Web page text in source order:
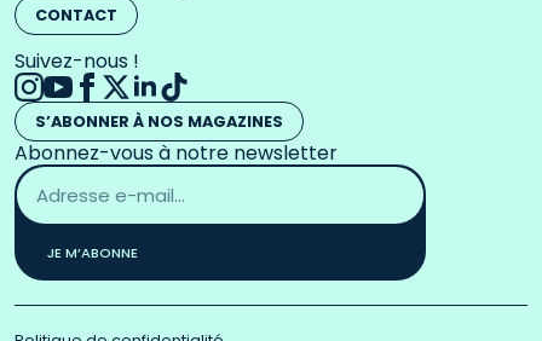
CONTACT
Suivez-nous !
S’ABONNER À NOS MAGAZINES
Abonnez-vous à notre newsletter
Adresse
email
*
JE M’ABONNE